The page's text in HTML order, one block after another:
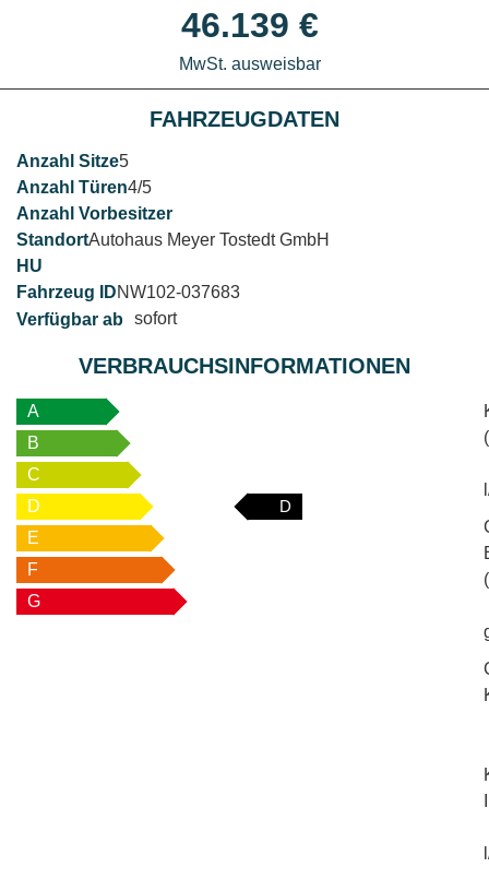
46.139 €
MwSt. ausweisbar
FAHRZEUGDATEN
5
4/5
Autohaus Meyer Tostedt GmbH
NW102-037683
sofort
VERBRAUCHSINFORMATIONEN
A
B
C
D
D
E
F
G